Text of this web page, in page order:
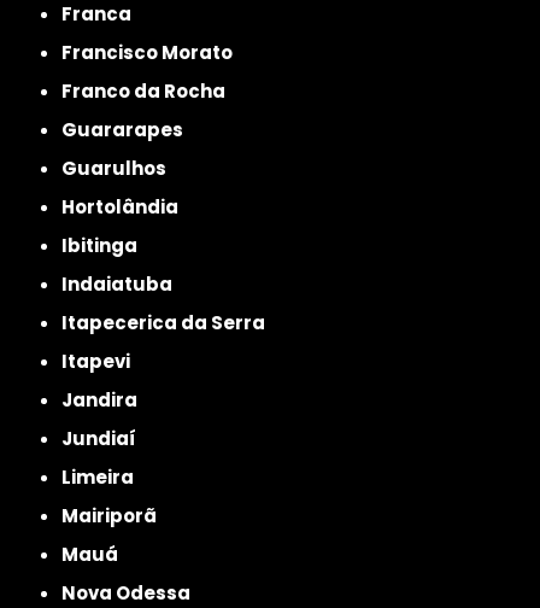
Franca
Francisco Morato
Franco da Rocha
Guararapes
Guarulhos
Hortolândia
Ibitinga
Indaiatuba
Itapecerica da Serra
Itapevi
Jandira
Jundiaí
Limeira
Mairiporã
Mauá
Nova Odessa